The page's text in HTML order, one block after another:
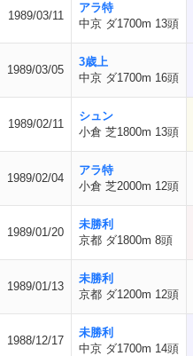
1989/03/11
アラ特
中京 ダ1700m 13頭
1989/03/05
3歳上
中京 ダ1700m 16頭
1989/02/11
シュン
小倉 芝1800m 13頭
1989/02/04
アラ特
小倉 芝2000m 12頭
1989/01/20
未勝利
京都 ダ1800m 8頭
1989/01/13
未勝利
京都 ダ1200m 12頭
1988/12/17
未勝利
中京 ダ1700m 14頭